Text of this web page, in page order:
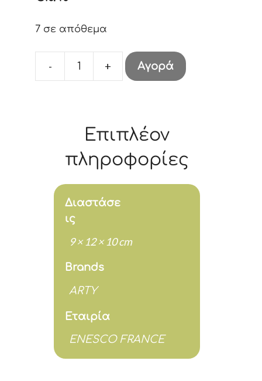
7 σε απόθεμα
-
Κούπα
"Vague"
Hokusai
300
ml
13x12
+ Αγορά
Επιπλέον
πληροφορίες
Διαστάσε
ις
9 × 12 × 10 cm
Brands
ARTY
Εταιρία
ENESCO FRANCE